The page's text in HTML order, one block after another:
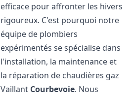
efficace pour affronter les hivers
rigoureux. C'est pourquoi notre
équipe de plombiers
expérimentés se spécialise dans
l'installation, la maintenance et
la réparation de chaudières gaz
Vaillant Courbevoie. Nous